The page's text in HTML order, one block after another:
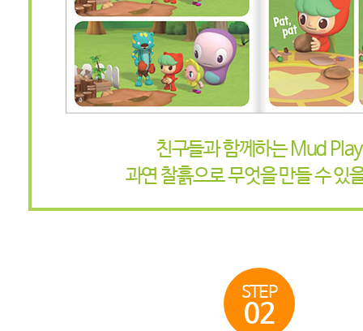
친구들과 함께하는 Mud Play
과연 찰흙으로 무엇을 만들 수 있
STEP
02